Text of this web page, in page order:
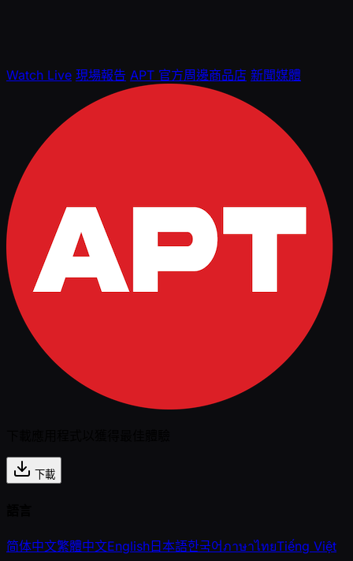
Watch Live 現場報告 APT 官方周邊商品店 新聞媒體
下載
简体中文繁體中文English 日本語한국어ภาษาไทยTiếng Việt